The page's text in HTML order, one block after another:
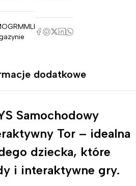
dodatkowe
Samochodowy
Tor – idealna
dziecka, które
i interaktywne gry.